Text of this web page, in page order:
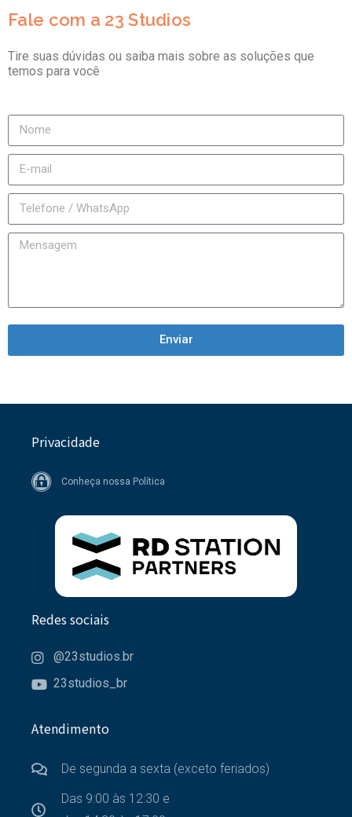
Fale com a 23 Studios
Tire suas dúvidas ou saiba mais sobre as soluções que
temos para você
Enviar
Atendimento
De segunda a sexta (exceto feriados)
Das 9:00 às 12:30 e
Redes sociais
@23studios.br
23studios_br
Privacidade
Conheça nossa Política